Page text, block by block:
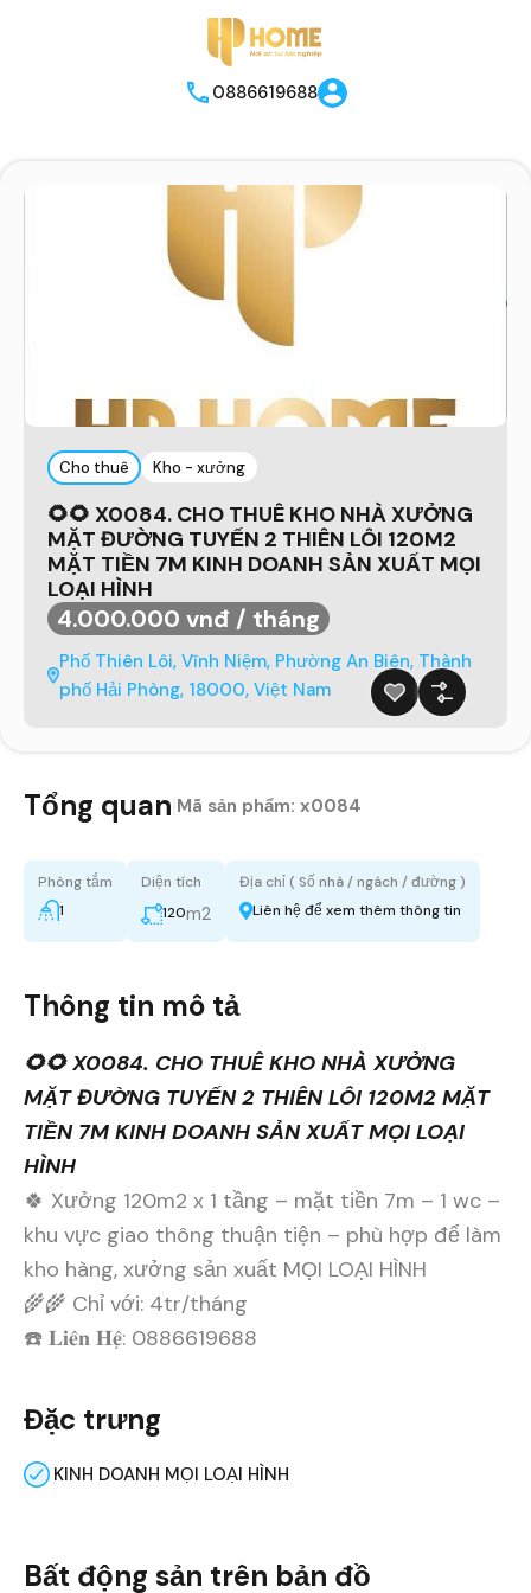
0886619688
Cho thuê Kho - xưởng
🌻🌻 X0084. CHO THUÊ KHO NHÀ XƯỞNG
MẶT ĐƯỜNG TUYẾN 2 THIÊN LÔI 120M2
MẶT TIỀN 7M KINH DOANH SẢN XUẤT MỌI
LOẠI HÌNH
4.000.000 vnđ / tháng
Phố Thiên Lôi, Vĩnh Niệm, Phường An Biên, Thành
phố Hải Phòng, 18000, Việt Nam
Tổng quan Mã sản phẩm: x0084
Phòng tắm
1
Diện tích
120m2
Địa chỉ ( Số nhà / ngách / đường )
Liên hệ để xem thêm thông tin
Thông tin mô tả
🌻🌻 X0084. CHO THUÊ KHO NHÀ XƯỞNG
MẶT ĐƯỜNG TUYẾN 2 THIÊN LÔI 120M2 MẶT
TIỀN 7M KINH DOANH SẢN XUẤT MỌI LOẠI
HÌNH
🍀 Xưởng 120m2 x 1 tầng – mặt tiền 7m – 1 wc –
khu vực giao thông thuận tiện – phù hợp để làm
kho hàng, xưởng sản xuất MỌI LOẠI HÌNH
🌾🌾 Chỉ với: 4tr/tháng
☎️ 𝐋𝐢𝐞̂𝐧 𝐇𝐞̣̂: 0886619688
Đặc trưng
KINH DOANH MỌI LOẠI HÌNH
Bất động sản trên bản đồ